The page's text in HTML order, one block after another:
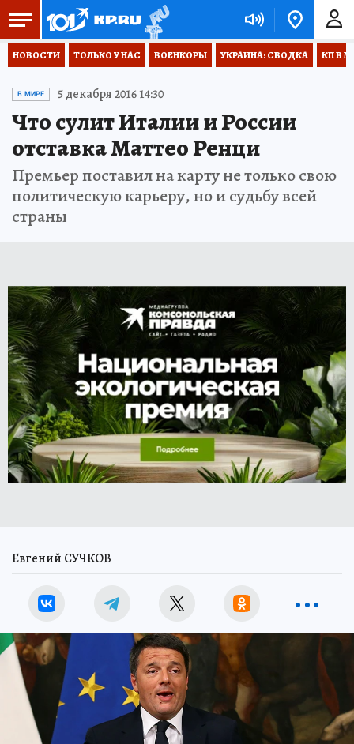
НОВОСТИ ТОЛЬКО У НАС ВОЕНКОРЫ УКРАИНА: СВОДКА КП В
В МИРЕ 5 декабря 2016 14:30
Что сулит Италии и России
отставка Маттео Ренци
Премьер поставил на карту не только свою
политическую карьеру, но и судьбу всей
страны
Евгений СУЧКОВ